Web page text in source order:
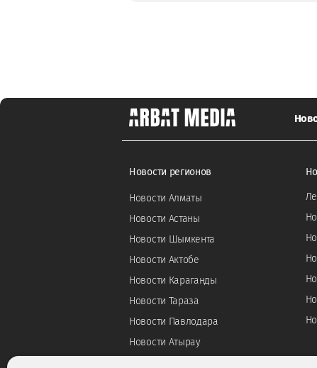
Новости регионов
Новости Алматы
Новости Астаны
Новости Шымкента
Новости Актобе
Новости Караганды
Новости Тараза
Новости Павлодара
Новости Атырау